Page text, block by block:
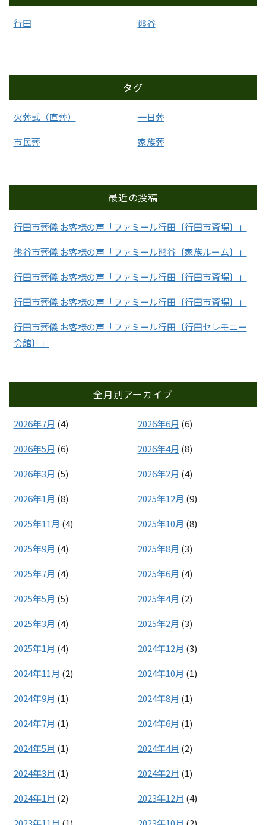
行田 熊谷
タグ
火葬式（直葬）
一日葬
市民葬
家族葬
最近の投稿
行田市葬儀 お客様の声「ファミール行田〔行田市斎場〕」
熊谷市葬儀 お客様の声「ファミール熊谷〔家族ルーム〕」
行田市葬儀 お客様の声「ファミール行田〔行田市斎場〕」
行田市葬儀 お客様の声「ファミール行田〔行田市斎場〕」
行田市葬儀 お客様の声「ファミール行田〔行田セレモニー
会館〕」
全月別アーカイブ
2026年7月 (4) 2026年6月 (6)
2026年5月 (6) 2026年4月 (8)
2026年3月 (5) 2026年2月 (4)
2026年1月 (8) 2025年12月 (9)
2025年11月 (4) 2025年10月 (8)
2025年9月 (4) 2025年8月 (3)
2025年7月 (4) 2025年6月 (4)
2025年5月 (5) 2025年4月 (2)
2025年3月 (4) 2025年2月 (3)
2025年1月 (4) 2024年12月 (3)
2024年11月 (2) 2024年10月 (1)
2024年9月 (1) 2024年8月 (1)
2024年7月 (1) 2024年6月 (1)
2024年5月 (1) 2024年4月 (2)
2024年3月 (1) 2024年2月 (1)
2024年1月 (2) 2023年12月 (4)